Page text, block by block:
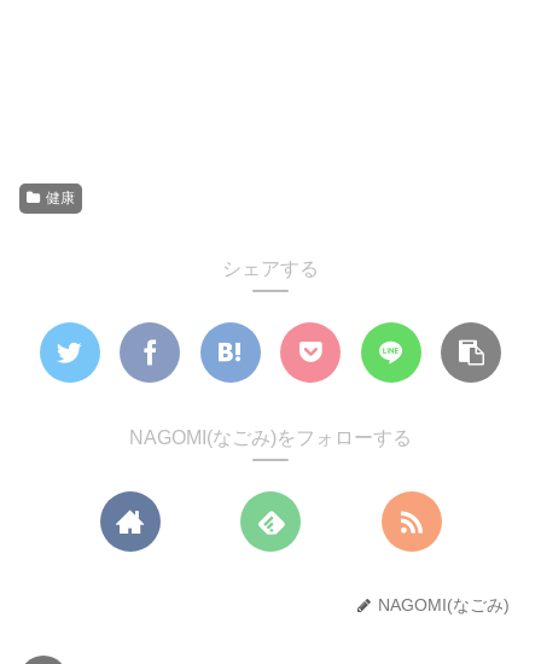
健康
シェアする
NAGOMI(なごみ)をフォローする
NAGOMI(なごみ)